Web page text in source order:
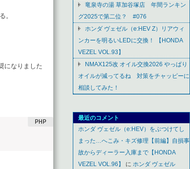
。
になりました
竜泉寺の湯 草加谷塚店 年間ランキン
グ2025で第二位？ #076
ホンダ ヴェゼル（e:HEV Z）リアウィ
ンカーを明るいLEDに交換！ 【HONDA
VEZEL VOL.93】
NMAX125改 オイル交換2026 やっぱり
オイルが減ってるね 対策をチャッピーに
相談してみた！
最近のコメント
ホンダ ヴェゼル（e:HEV）をぶつけてし
まった…へこみ・キズ修理【前編】自損事
故からディーラー入庫まで【HONDA
VEZEL VOL.96】
に ホンダ ヴェゼル